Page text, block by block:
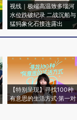
视线｜极端高温致多瑙河
水位跌破纪录 二战沉船与
猛犸象化石接连露出
【特别呈现】寻找100种
有意思的生活方式·第一对